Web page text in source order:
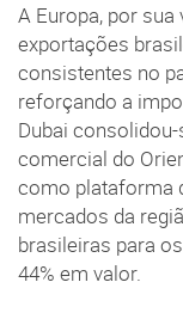
A Europa, por sua
exportações
consistentes no
reforçando a
Dubai
comercial do
como plataforma
mercados da
brasileiras para
44% em valor.